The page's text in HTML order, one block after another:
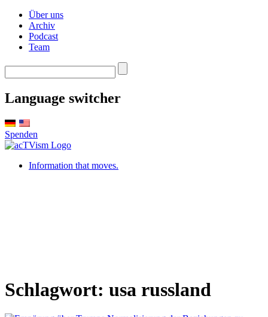
Über uns
Archiv
Podcast
Team
Language switcher
Spenden
Information that moves.
Schlagwort: usa russland